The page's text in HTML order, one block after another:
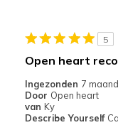
Beste toepassingen
Casual Wear
Width
Sizing
5
Open heart
Ingezonden 7
Door Open heart
van Ky
Describe Yourself